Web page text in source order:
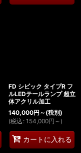
FD シビック タイプR フ
ルLEDテールランプ 超立
体アクリル加工
140,000円 ～ (税別)
(税込 : 154,000円 ～)
カートに入れる